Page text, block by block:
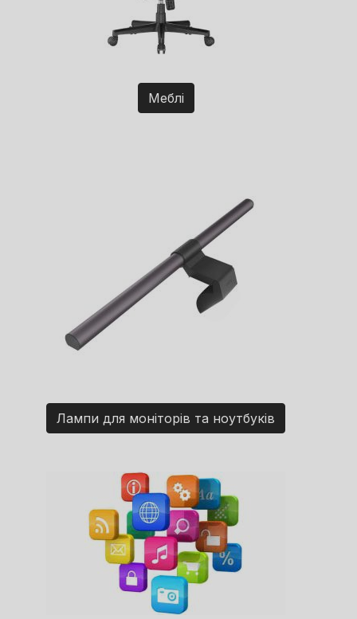
Меблі
Лампи для моніторів та ноутбуків